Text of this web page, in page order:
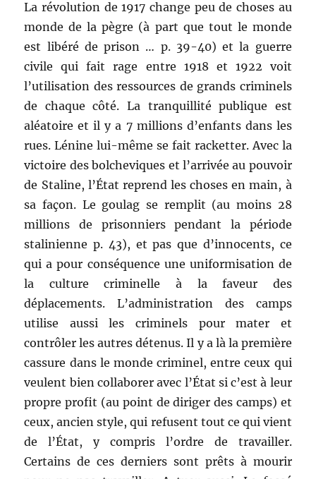
La révolution de 1917 change peu de choses au
monde de la pègre (à part que tout le monde
est libéré de prison … p. 39-40) et la guerre
civile qui fait rage entre 1918 et 1922 voit
l’utilisation des ressources de grands criminels
de chaque côté. La tranquillité publique est
aléatoire et il y a 7 millions d’enfants dans les
rues. Lénine lui-même se fait racketter. Avec la
victoire des bolcheviques et l’arrivée au pouvoir
de Staline, l’État reprend les choses en main, à
sa façon. Le goulag se remplit (au moins 28
millions de prisonniers pendant la période
stalinienne p. 43), et pas que d’innocents, ce
qui a pour conséquence une uniformisation de
la culture criminelle à la faveur des
déplacements. L’administration des camps
utilise aussi les criminels pour mater et
contrôler les autres détenus. Il y a là la première
cassure dans le monde criminel, entre ceux qui
veulent bien collaborer avec l’État si c’est à leur
propre profit (au point de diriger des camps) et
ceux, ancien style, qui refusent tout ce qui vient
de l’État, y compris l’ordre de travailler.
Certains de ces derniers sont prêts à mourir